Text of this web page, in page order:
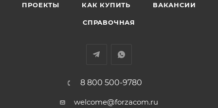
ПРОЕКТЫ КАК КУПИТЬ ВАКАНСИИ
СПРАВОЧНАЯ
8 800 500-9780
welcome@forzacom.ru